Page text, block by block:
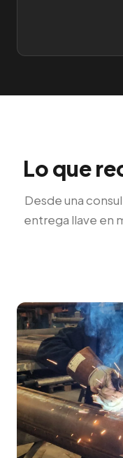
Lo que
Desde una
entrega llave en